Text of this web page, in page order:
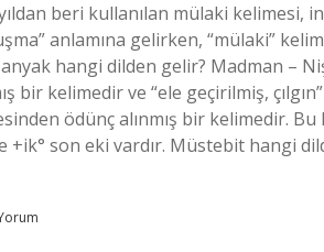
beri kullanılan mülaki
anlamına gelirken, “mülaki”
hangi dilden gelir? Madman –
bir kelimedir ve “ele geçirilmiş,
ödünç alınmış bir kelimedir. Bu
son eki vardır. Müstebit hangi